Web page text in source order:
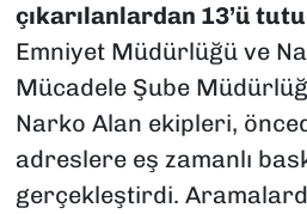
çıkarılanlardan 13’ü
Emniyet Müdürlüğü ve
Mücadele Şube
Narko Alan ekipleri,
adreslere eş zamanlı
gerçekleştirdi.